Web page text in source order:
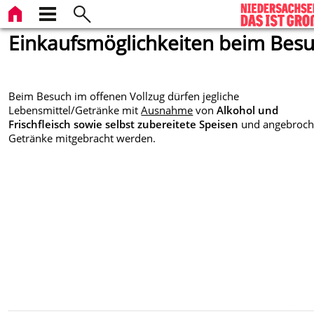
Einkaufsmöglichkeiten beim
Beim Besuch im offenen Vollzug dürfen jegliche
Lebensmittel/Getränke mitAusnahme vonAlkohol und
Frischfleisch sowie selbst zubereitete Speisen und
Getränke mitgebracht werden.